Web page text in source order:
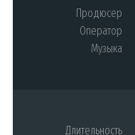
Продюсер
Оператор
Музыка
Длительность